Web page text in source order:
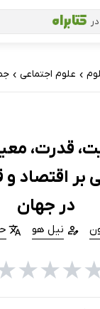
› علوم اجتماعی ›
قدرت،
بر
در جهان
نیل هو
★
★
★